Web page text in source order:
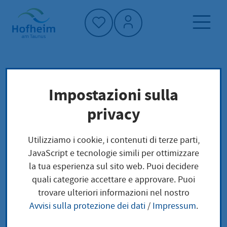
Home"
Pagina iniziale
Politica e amministrazione
amministrazione
La carta regalo di Hofheim
La carta regalo di
Hofheim
Impostazioni sulla
privacy
Utilizziamo i cookie, i contenuti di terze parti,
JavaScript e tecnologie simili per ottimizzare
la tua esperienza sul sito web. Puoi decidere
quali categorie accettare e approvare. Puoi
trovare ulteriori informazioni nel nostro
Avvisi sulla protezione dei dati/ Impressum.